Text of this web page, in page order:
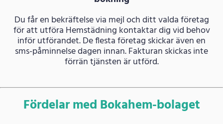
Du får en bekräftelse via mejl och ditt valda företag
för att utföra Hemstädning kontaktar dig vid behov
inför utförandet. De flesta företag skickar även en
sms-påminnelse dagen innan. Fakturan skickas inte
förrän tjänsten är utförd.
Fördelar med Bokahem-bolaget